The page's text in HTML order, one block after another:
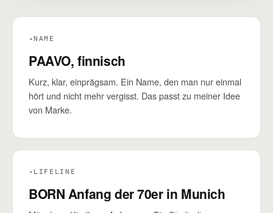
· NAME
PAAVO, finnisch
Kurz, klar, einprägsam. Ein Name, den man nur einmal
hört und nicht mehr vergisst. Das passt zu meiner Idee
von Marke.
· LIFELINE
BORN Anfang der 70er in Munich